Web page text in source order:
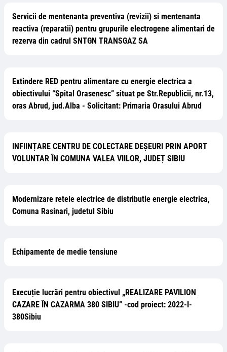
Servicii de mentenanta preventiva (revizii) si mentenanta
reactiva (reparatii) pentru grupurile electrogene alimentari de
rezerva din cadrul SNTGN TRANSGAZ SA
Extindere RED pentru alimentare cu energie electrica a
obiectivului “Spital Orasenesc” situat pe Str.Republicii, nr.13,
oras Abrud, jud.Alba - Solicitant: Primaria Orasului Abrud
INFIINȚARE CENTRU DE COLECTARE DEȘEURI PRIN APORT
VOLUNTAR ÎN COMUNA VALEA VIILOR, JUDEȚ SIBIU
Modernizare retele electrice de distributie energie electrica,
Comuna Rasinari, judetul Sibiu
Echipamente de medie tensiune
Execuție lucrări pentru obiectivul „REALIZARE PAVILION
CAZARE ÎN CAZARMA 380 SIBIU” -cod proiect: 2022-I-
380Sibiu